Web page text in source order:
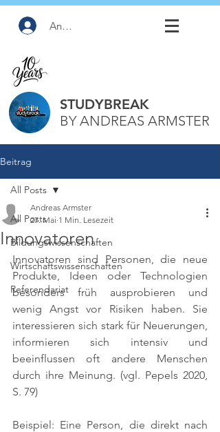
Anmelden
STUDYBREAK
BY ANDREAS ARMSTER
Beitrag
All Posts
Bildungswissenschaften
Wirtschaftswissenschaften
Referendariat
All Posts
Innovatoren
Andreas Armster
27. Mai 1 Min. Lesezeit
Innovatoren sind Personen, die neue
Produkte, Ideen oder Technologien
besonders früh ausprobieren und
wenig Angst vor Risiken haben. Sie
interessieren sich stark für Neuerungen,
informieren sich intensiv und
beeinflussen oft andere Menschen
durch ihre Meinung. (vgl. Pepels 2020,
S. 79)
Beispiel: Eine Person, die direkt nach